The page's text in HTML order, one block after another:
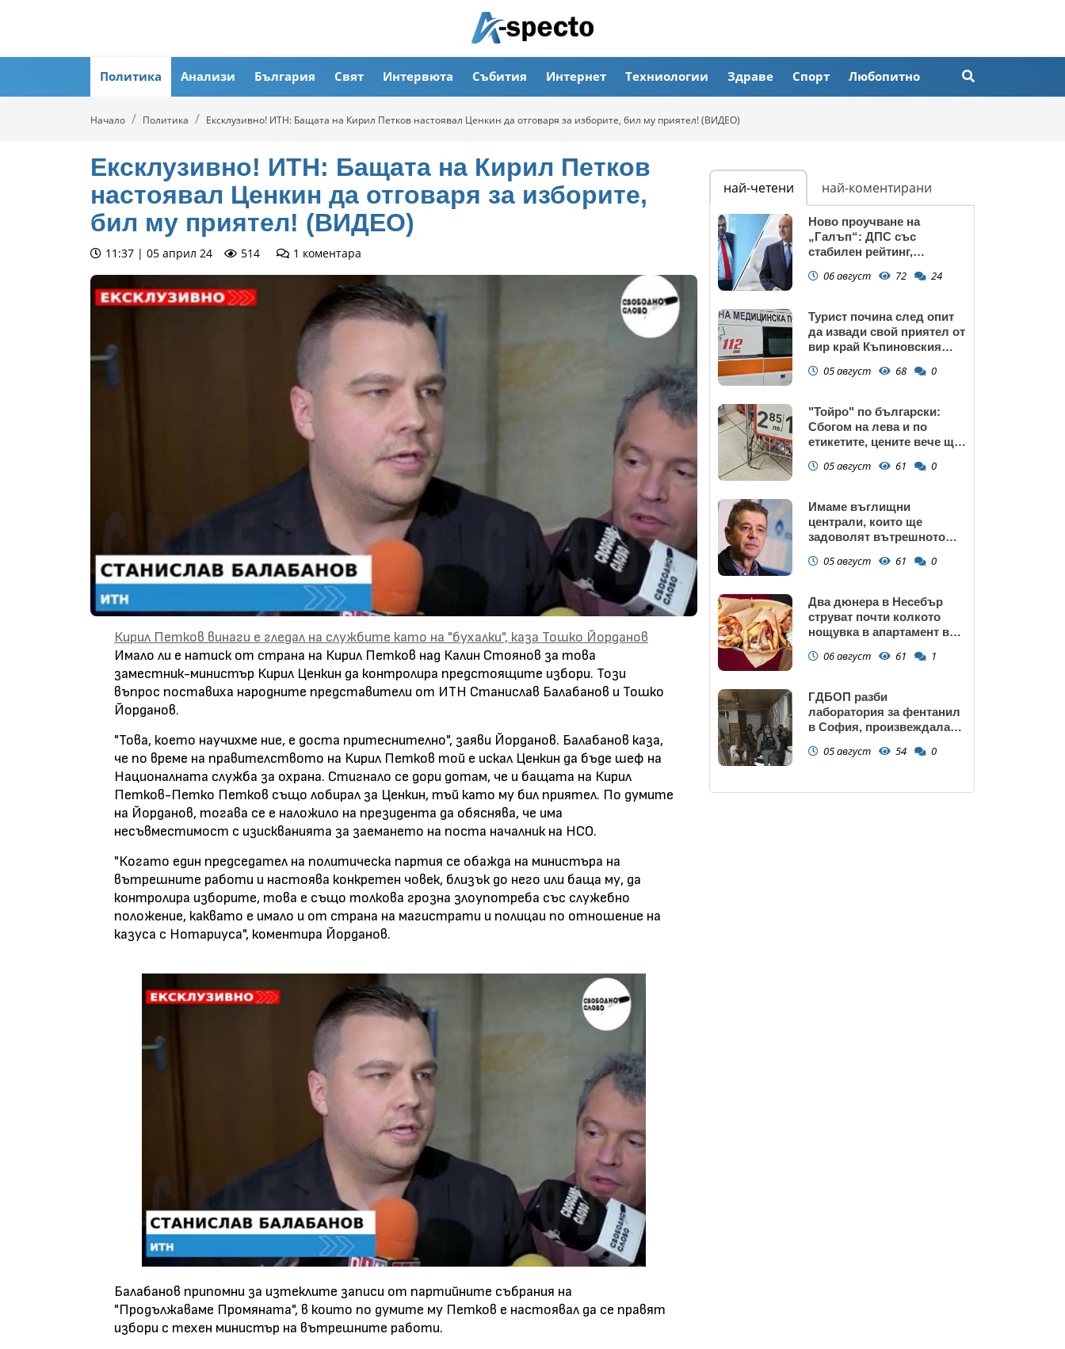
Политика Анализи България Свят Интервюта Събития Интернет Техниологии Здраве Спорт Любопитно
Начало Политика Ексклузивно! ИТН: Бащата на Кирил Петков настоявал Ценкин да отговаря за изборите, бил му приятел! (ВИДЕО)
Ексклузивно! ИТН: Бащата на Кирил Петков
настоявал Ценкин да отговаря за изборите,
бил му приятел! (ВИДЕО)
11:37 | 05 април 24 514 1 коментара
Кирил Петков винаги е гледал на службите като на "бухалки", каза Тошко Йорданов
Имало ли е натиск от страна на Кирил Петков над Калин Стоянов за това
заместник-министър Кирил Ценкин да контролира предстоящите избори. Този
въпрос поставиха народните представители от ИТН Станислав Балабанов и Тошко
Йорданов.
"Това, което научихме ние, е доста притеснително", заяви Йорданов. Балабанов каза,
че по време на правителството на Кирил Петков той е искал Ценкин да бъде шеф на
Националната служба за охрана. Стигнало се дори дотам, че и бащата на Кирил
Петков-Петко Петков също лобирал за Ценкин, тъй като му бил приятел. По думите
на Йорданов, тогава се е наложило на президента да обяснява, че има
несъвместимост с изискванията за заемането на поста началник на НСО.
"Когато един председател на политическа партия се обажда на министъра на
вътрешните работи и настоява конкретен човек, близък до него или баща му, да
контролира изборите, това е също толкова грозна злоупотреба със служебно
положение, каквато е имало и от страна на магистрати и полицаи по отношение на
казуса с Нотариуса", коментира Йорданов.
Балабанов припомни за изтеклите записи от партийните събрания на
"Продължаваме Промяната", в които по думите му Петков е настоявал да се правят
избори с техен министър на вътрешните работи.
най-четени най-коментирани
Ново проучване на
„Галъп“: ДПС със
стабилен рейтинг,
запазва
06 август 72 24
Турист почина след опит
да извади свой приятел от
вир край Къпиновския
05 август 68 0
"Тойро" по български:
Сбогом на лева и по
етикетите, цените вече ще
05 август 61 0
Имаме въглищни
централи, които ще
задоволят вътрешното
05 август 61 0
Два дюнера в Несебър
струват почти колкото
нощувка в апартамент в
06 август 61 1
ГДБОП разби
лаборатория за фентанил
в София, произвеждала
(снимки)
05 август 54 0